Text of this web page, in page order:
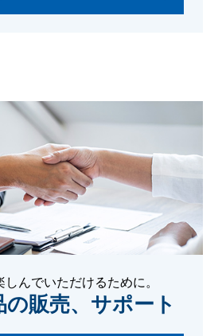
んでいただけるために。
の販売、サポート